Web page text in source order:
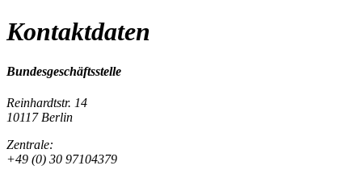
Kontaktdaten
Bundesgeschäftsstelle
Reinhardtstr. 14
10117 Berlin
Zentrale:
+49 (0) 30 97104379